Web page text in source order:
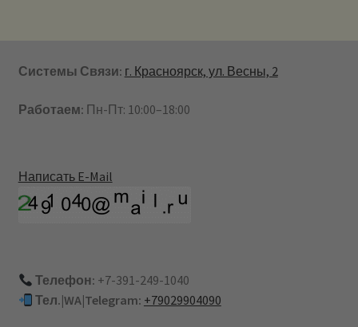
Системы Связи: г. Красноярск, ул. Весны, 2
Работаем: Пн-Пт: 10:00–18:00
Написать E-Mail
Телефон: +7-391-249-1040
Тел.|WA|Telegram: +79029904090